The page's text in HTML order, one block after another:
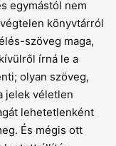
egymástól nem
könyvtárról
szöveg maga,
írná le a
olyan szöveg,
jelek véletlen
lehetetlenként
És mégis ott